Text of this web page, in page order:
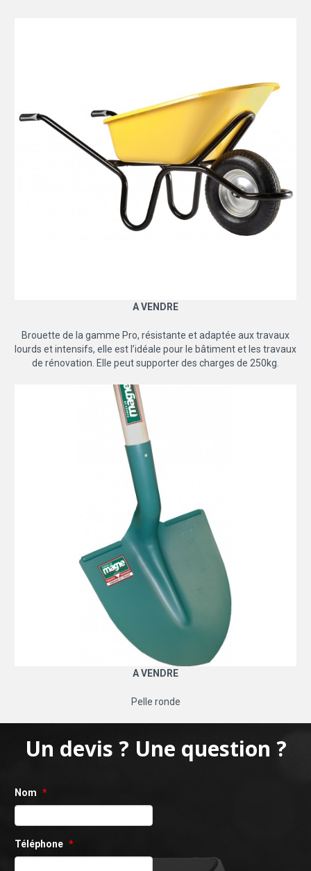
A VENDRE
Brouette de la gamme Pro, résistante et adaptée aux travaux
lourds et intensifs, elle est l’idéale pour le bâtiment et les travaux
de rénovation. Elle peut supporter des charges de 250kg.
A VENDRE
Pelle ronde
Un devis ? Une question ?
Nom *
Téléphone *